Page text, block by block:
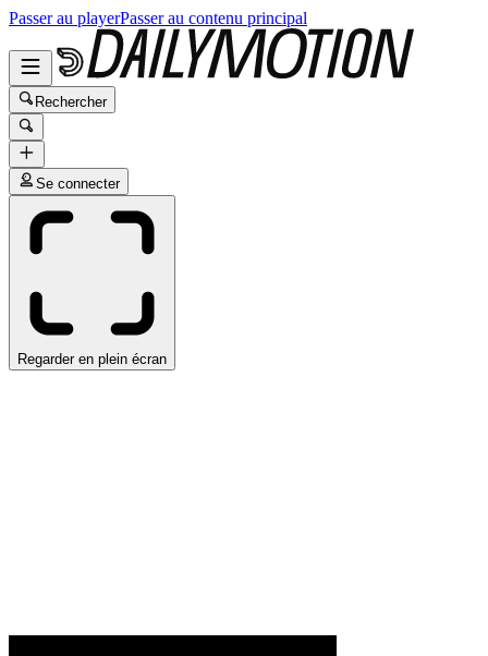
Passer au playerPasser au contenu principal
Rechercher
Se connecter
Regarder en plein écran